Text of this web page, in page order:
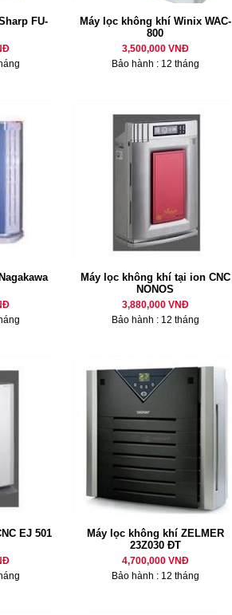
FU-
Máy lọc không khí Winix WAC-
800
3,500,000 VNĐ
Bảo hành : 12 tháng
Máy lọc không khí tại ion CNC
NONOS
3,880,000 VNĐ
Bảo hành : 12 tháng
EJ 501
Máy lọc không khí ZELMER
23Z030 ĐT
4,700,000 VNĐ
Bảo hành : 12 tháng